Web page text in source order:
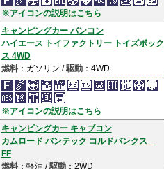
※アイコンの説明はこちら
キャンピングカー バンコン
ハイエース トイファクトリー トイズボック
ス 4WD
燃料：ガソリン /駆動：4WD
※アイコンの説明はこちら
キャンピングカー キャブコン
カムロード バンテック コルドバンクス
FF
燃料：軽油 /駆動：2WD